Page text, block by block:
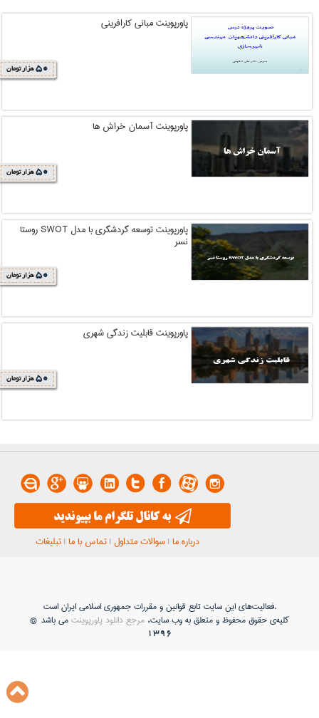
پاورپوینت مبانی کارافرینی
50 هزار تومان
پاورپوینت آسمان خراش ها
50 هزار تومان
پاورپوینت توسعه گردشگری با مدل SWOT روستا
نسر
50 هزار تومان
پاورپوینت قابلیت زندگی شهری
50 هزار تومان
درباره ما |سوالات متداول |تماس با ما |تبلیغات
فعاليت‌های اين سايت تابع قوانين و مقررات جمهوری اسلامی ايران است.
کلیه‌ی حقوق محفوظ و متعلق به وب سایت،مرجع دانلود پاورپوینتمی باشد ©
1396